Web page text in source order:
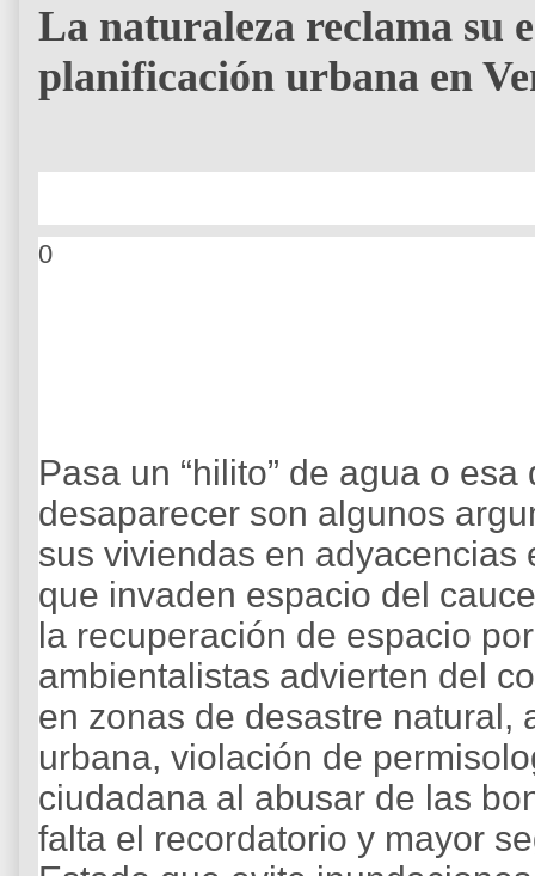
La naturaleza reclama su
planificación urbana en
0
Pasa un “hilito” de agua o
desaparecer son algunos
sus viviendas en
que invaden espacio del
la recuperación de espacio
ambientalistas advierten del
en zonas de desastre natural,
urbana, violación de
ciudadana al abusar de las
falta el recordatorio y mayor